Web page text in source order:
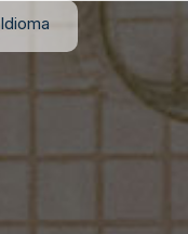
Idioma